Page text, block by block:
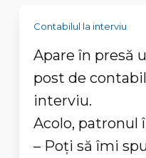
Contabilul la interviu
Apare în presă
post de
interviu.
Acolo, patronul
– Poţi să îmi